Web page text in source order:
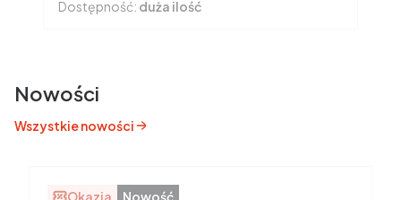
Dostępność: duża ilość
Nowości
Wszystkie nowości